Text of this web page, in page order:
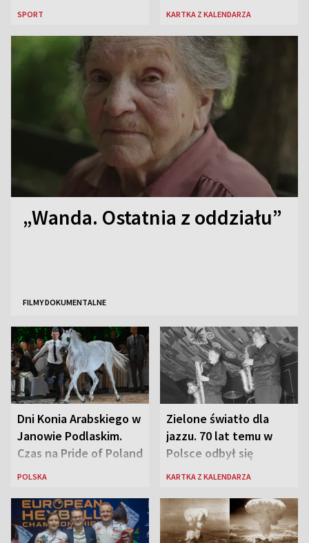
SPORT KARTKA Z KALENDARZA
„Wanda. Ostatnia z oddziału”
FILMY DOKUMENTALNE
Dni Konia Arabskiego w
Janowie Podlaskim.
Czas na Pride of Poland
POLSKA
Zielone światło dla
jazzu. 70 lat temu w
Polsce odbył się
pierwszy festiwal
KARTKA Z KALENDARZA